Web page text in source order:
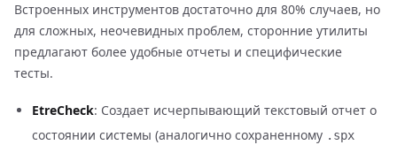
Встроенных инструментов достаточно для 80% случаев, но
для сложных, неочевидных проблем, сторонние утилиты
предлагают более удобные отчеты и специфические
тесты.
EtreCheck: Создает исчерпывающий текстовый отчет о
состоянии системы (аналогично сохраненному .spx